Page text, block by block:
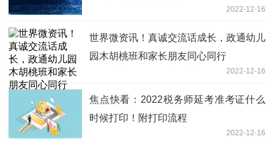
2022-12-16
世界微资讯！真诚交流话成长，政通幼儿
园木胡桃班和家长朋友同心同行
2022-12-16
焦点快看：2022税务师延考准考证什么
时候打印！附打印流程
2022-12-16